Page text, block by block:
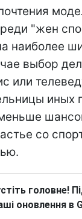
"жен
наиболее
выбор
или
иных
со
головне!
оновлення в